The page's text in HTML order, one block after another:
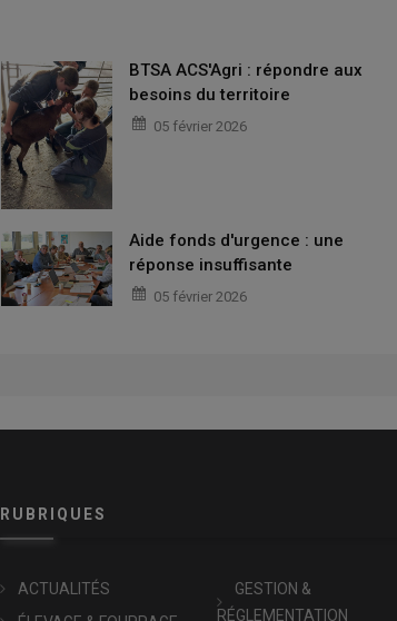
BTSA ACS'Agri : répondre aux
besoins du territoire
05 février 2026
Aide fonds d'urgence : une
réponse insuffisante
05 février 2026
RUBRIQUES
ACTUALITÉS
GESTION &
RÉGLEMENTATION